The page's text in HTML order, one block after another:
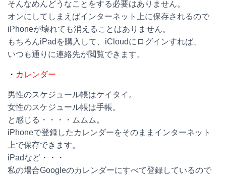
そんなめんどうなことをする必要はありません。
オンにしてしまえばインターネット上に保存されるので
iPhoneが壊れても消えることはありません。
もちろんiPadを購入して、iCloudにログインすれば、
いつも通りに連絡先が閲覧できます。
・ カレンダー
男性のスケジュール帳はケイタイ。
女性のスケジュール帳は手帳。
と感じる・・・・ムムム。
iPhoneで登録したカレンダーをそのままインターネット
上で保存できます。
iPadなど・・・
私の場合Googleのカレンダーにすべて登録しているので